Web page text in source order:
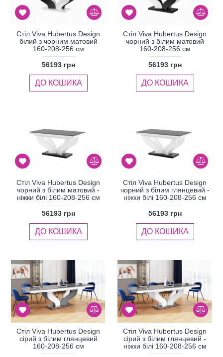
Стіл Viva Hubertus Design
білий з чорним матовий
160-208-256 см
56193 грн
ДО КОШИКА
Стіл Viva Hubertus Design
чорний з білим матовий
160-208-256 см
56193 грн
ДО КОШИКА
Стіл Viva Hubertus Design
чорний з білим матовий -
ніжки білі 160-208-256 см
56193 грн
ДО КОШИКА
Стіл Viva Hubertus Design
чорний з білим глянцевий -
ніжки білі 160-208-256 см
56193 грн
ДО КОШИКА
Стіл Viva Hubertus Design
сірий з білим глянцевий
160-208-256 см
Стіл Viva Hubertus Design
сірий з білим глянцевий -
ніжки білі 160-208-256 см